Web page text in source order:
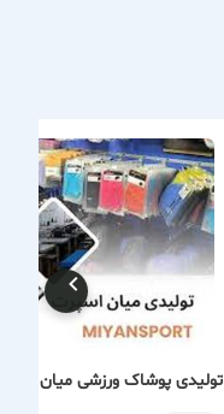
تولیدی پوشاک ورزشی میان